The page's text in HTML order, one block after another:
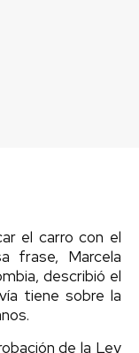
el carro con el
frase, Marcela
describió el
tiene sobre la
de la Ley